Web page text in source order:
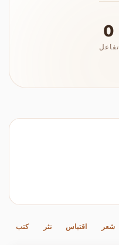
0
تفاعل
شعر اقتباس نثر كتب